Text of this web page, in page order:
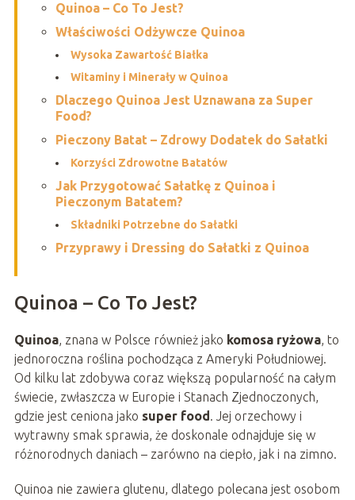
Quinoa – Co To Jest?
Właściwości Odżywcze Quinoa
Wysoka Zawartość Białka
Witaminy i Minerały w Quinoa
Dlaczego Quinoa Jest Uznawana za Super
Food?
Pieczony Batat – Zdrowy Dodatek do Sałatki
Korzyści Zdrowotne Batatów
Jak Przygotować Sałatkę z Quinoa i
Pieczonym Batatem?
Składniki Potrzebne do Sałatki
Przyprawy i Dressing do Sałatki z Quinoa
Quinoa – Co To Jest?
Quinoa, znana w Polsce również jako komosa ryżowa, to
jednoroczna roślina pochodząca z Ameryki Południowej.
Od kilku lat zdobywa coraz większą popularność na całym
świecie, zwłaszcza w Europie i Stanach Zjednoczonych,
gdzie jest ceniona jako super food. Jej orzechowy i
wytrawny smak sprawia, że doskonale odnajduje się w
różnorodnych daniach – zarówno na ciepło, jak i na zimno.
Quinoa nie zawiera glutenu, dlatego polecana jest osobom